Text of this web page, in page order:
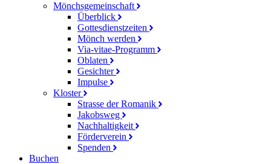
Mönchsgemeinschaft
Überblick
Gottesdienstzeiten
Mönch werden
Via-vitae-Programm
Oblaten
Gesichter
Impulse
Kloster
Strasse der Romanik
Jakobsweg
Nachhaltigkeit
Förderverein
Spenden
Buchen